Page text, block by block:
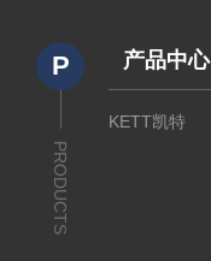
P
PRODUCTS
产品中心
KETT凯特